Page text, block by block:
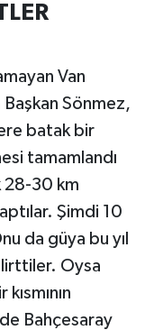
Van
Sönmez,
batak bir
tamamlandı
28-30 km
Şimdi 10
da güya bu yıl
Oysa
Bahçesaray